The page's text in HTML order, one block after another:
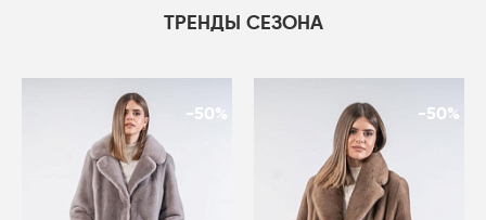
ТРЕНДЫ СЕЗОНА
-50% -50%